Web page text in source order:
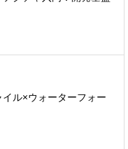
イル×ウォーターフォー